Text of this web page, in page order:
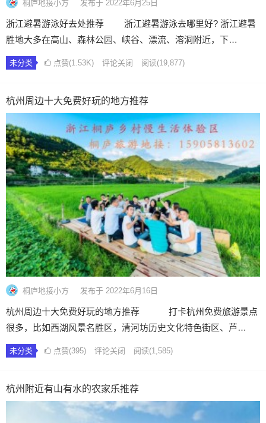
桐庐地接小方 发布于 2022年6月25日
浙江避暑游泳好去处推荐 浙江避暑游泳去哪里好? 浙江避暑
胜地大多在高山、森林公园、峡谷、漂流、溶洞附近，下…
未分类 点赞(1.53K) 评论关闭 阅读(19,877)
杭州周边十大免费好玩的地方推荐
桐庐地接小方 发布于 2022年6月16日
杭州周边十大免费好玩的地方推荐 打卡杭州免费旅游景点
很多，比如西湖风景名胜区，清河坊历史文化特色街区、芦…
未分类 点赞(395) 评论关闭 阅读(1,585)
杭州附近有山有水的农家乐推荐